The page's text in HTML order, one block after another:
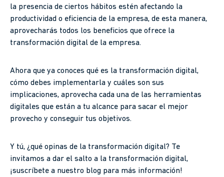
la presencia de ciertos hábitos estén afectando la
productividad o eficiencia de la empresa, de esta manera,
aprovecharás todos los beneficios que ofrece la
transformación digital de la empresa.
Ahora que ya conoces qué es la transformación digital,
cómo debes implementarla y cuáles son sus
implicaciones, aprovecha cada una de las herramientas
digitales que están a tu alcance para sacar el mejor
provecho y conseguir tus objetivos.
Y tú, ¿qué opinas de la transformación digital? Te
invitamos a dar el salto a la transformación digital,
¡suscríbete a nuestro blog para más información!